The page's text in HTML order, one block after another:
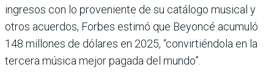
ingresos con lo proveniente de su catálogo musical y
otros acuerdos, Forbes estimó que Beyoncé acumuló
148 millones de dólares en 2025, “convirtiéndola en la
tercera música mejor pagada del mundo”.